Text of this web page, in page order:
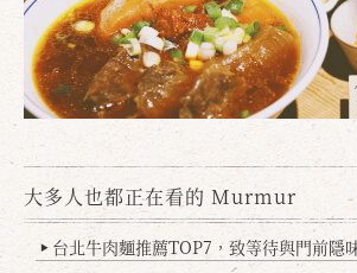
大多人也都正在看的 Murmur
▶ 台北牛肉麵推薦TOP7，致等待與門前隱味相